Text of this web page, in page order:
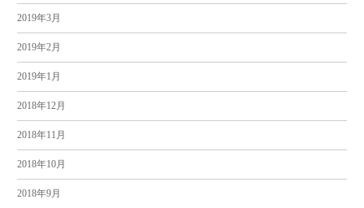
2019年3月
2019年2月
2019年1月
2018年12月
2018年11月
2018年10月
2018年9月